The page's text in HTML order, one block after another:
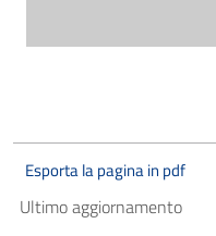
Esporta la pagina in pdf
Ultimo aggiornamento